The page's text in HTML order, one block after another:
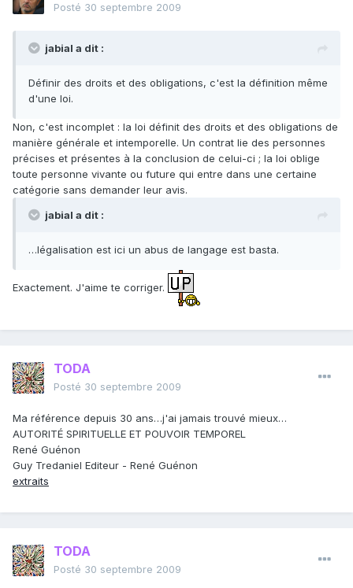
Posté 30 septembre 2009
jabial a dit :
Définir des droits et des obligations, c'est la définition même
d'une loi.
Non, c'est incomplet : la loi définit des droits et des obligations de
manière générale et intemporelle. Un contrat lie des personnes
précises et présentes à la conclusion de celui-ci ; la loi oblige
toute personne vivante ou future qui entre dans une certaine
catégorie sans demander leur avis.
jabial a dit :
…légalisation est ici un abus de langage est basta.
Exactement. J'aime te corriger.
TODA
Posté 30 septembre 2009
Ma référence depuis 30 ans…j'ai jamais trouvé mieux…
AUTORITÉ SPIRITUELLE ET POUVOIR TEMPOREL
René Guénon
Guy Tredaniel Editeur - René Guénon
extraits
TODA
Posté 30 septembre 2009